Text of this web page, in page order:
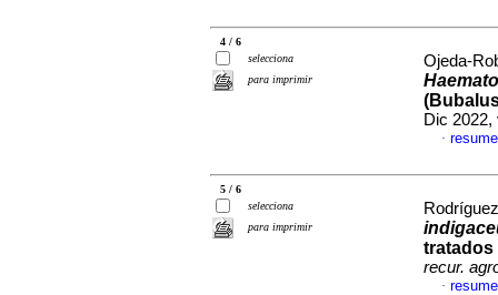
4 / 6
selecciona
para imprimir
Ojeda-
Dic 2022,
·
5 / 6
selecciona
para imprimir
tratados
recur.
·